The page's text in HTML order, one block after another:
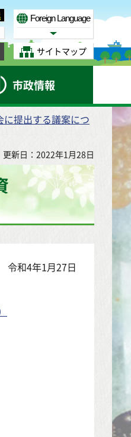
Foreign Language
Select Language
サイトマップ
市政情報
提出する議案につ
更新日：2022年1月28日
令和4年1月27日